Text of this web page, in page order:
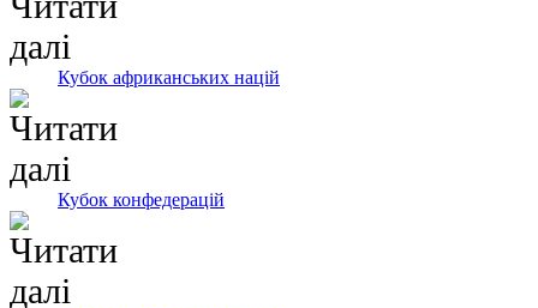
Кубок африканських націй
Кубок конфедерацій